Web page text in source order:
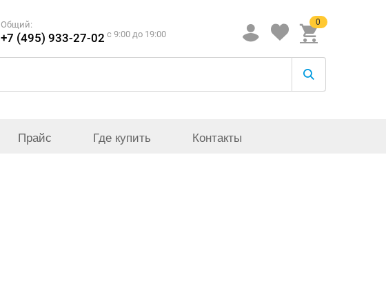
Общий:
+7 (495) 933-27-02 c 9:00 до 19:00
0
Прайс Где купить Контакты